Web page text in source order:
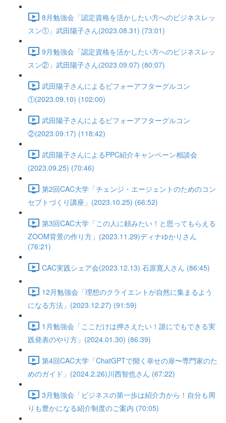
8月勉強会「認定資格を活かしたい方へのビジネスレッ
スン①」武田陽子さん(2023.08.31) (73:01)
9月勉強会「認定資格を活かしたい方へのビジネスレッ
スン②」武田陽子さん(2023.09.07) (80:07)
武田陽子さんによるビフォーアフターグルコン
①(2023.09.10) (102:00)
武田陽子さんによるビフォーアフターグルコン
②(2023.09.17) (118:42)
武田陽子さんによるPPC紹介キャンペーン相談会
(2023.09.25) (70:46)
第2回CAC大学「チェンジ・エージェントのためのコン
セプトづくり講座」(2023.10.25) (66:52)
第3回CAC大学「この人に頼みたい！と思ってもらえる
ZOOM背景の作り方」(2023.11.29)ディナゆかりさん
(76:21)
CAC実践シェア会(2023.12.13) 石原寛人さん (86:45)
12月勉強会「理想のクライエントが自然に集まるよう
になる方法」(2023.12.27) (91:59)
1月勉強会「ここだけは押さえたい！誰にでもできる実
践発表のやり方」(2024.01.30) (86:39)
第4回CAC大学「ChatGPTで開く幸せの扉〜専門家のた
めのガイド」(2024.2.26)川西智也さん (67:22)
3月勉強会「ビジネスの第一歩は紹介力から！自分も周
りも豊かになる紹介制度のご案内 (70:05)